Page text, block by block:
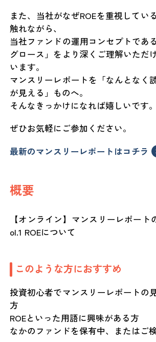
また、当社がなぜROEを重視してい
触れながら、
当社ファンドの運用コンセプトであ
グロース」をより深くご理解いただ
います。
マンスリーレポートを「なんとなく
が見える」ものへ。
そんなきっかけになれば嬉しいです。
ぜひお気軽にご参加ください。
最新のマンスリーレポートはコチラ
概要
【オンライン】マンスリーレポー
ol.1 ROEについて
このような方におすすめ
投資初心者でマンスリーレポートの
方
ROEといった用語に興味がある方
なかのファンドを保有中、またはご